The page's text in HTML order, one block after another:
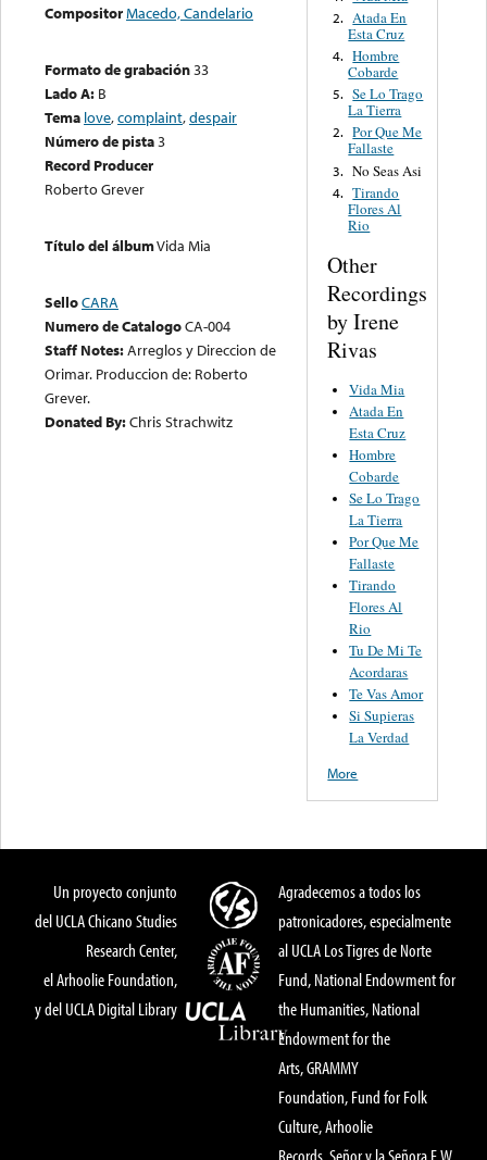
CompositorMacedo, Candelario
Formato de grabación33
Lado A: B
Tema love,complaint,despair
Número de pista3
Record Producer
Roberto Grever
Título del álbumVida Mia
SelloCARA
Numero de CatalogoCA-004
Staff Notes:Arreglos y Direccion de
Orimar. Produccion de: Roberto
Grever.
Donated By:Chris Strachwitz
2. Atada En
Esta Cruz
4. Hombre
Cobarde
5. Se Lo Trago
La Tierra
2. Por Que Me
Fallaste
3. No Seas Asi
4. Tirando
Flores Al
Rio
Other
Recordings
by Irene
Rivas
Vida Mia
Atada En
Esta Cruz
Hombre
Cobarde
Se Lo Trago
La Tierra
Por Que Me
Fallaste
Tirando
Flores Al
Rio
Tu De Mi Te
Acordaras
Te Vas Amor
Si Supieras
La Verdad
More
Un proyecto conjunto
del UCLA Chicano Studies
Research Center,
el Arhoolie Foundation,
y del UCLA Digital Library
Agradecemos a todos los
patronicadores, especialmente
al UCLA Los Tigres de Norte
Fund, National Endowment for
the Humanities, National
Endowment for the
Arts, GRAMMY
Foundation, Fund for Folk
Culture, Arhoolie